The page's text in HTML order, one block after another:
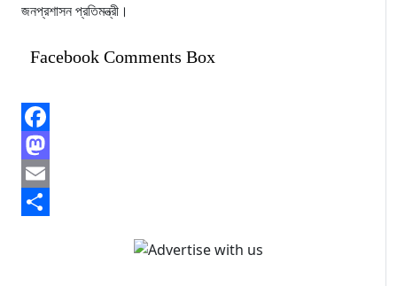
জনপ্রশাসন প্রতিমন্ত্রী।
Facebook Comments Box
Facebook
Mastodon
Email